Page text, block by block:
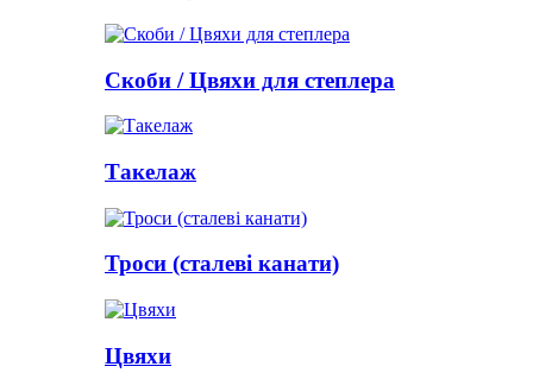
Скоби / Цвяхи для степлера
Такелаж
Троси (сталеві канати)
Цвяхи